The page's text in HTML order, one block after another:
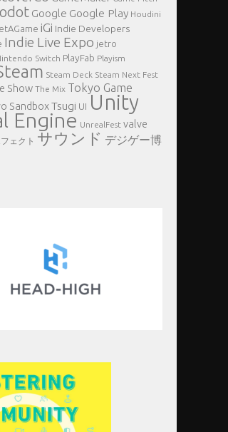
Google Google Play Houdini
iGi Indie Developers
Indie Live Expo jetro
Switch PlayFab Playism
Steam Deck Steam Next Fest
Show The Mix Tokyo Game
SandboxTsugi UI Unity
Engine UnrealFest valve
フェクト サウンド デジゲー博